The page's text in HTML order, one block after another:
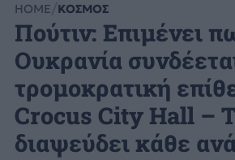
HOME ΚΟΣΜΟΣ
Πούτιν: Επιμένει
Ουκρανία
τρομοκρατική
Crocus City Hall –
διαψεύδει κάθε